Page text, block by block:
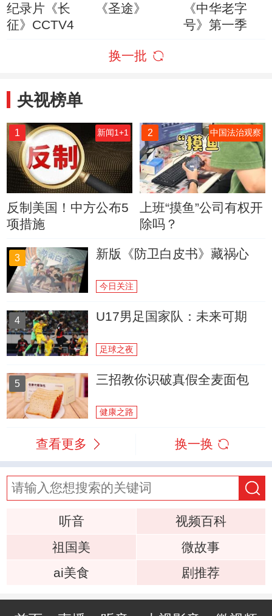
纪录片《长
征》CCTV4
《圣途》
《中华老字
号》第一季
换一批
央视榜单
1 新闻1+1
反制美国！中方公布5
项措施
2 中国法治观察
上班“摸鱼”公司有权开
除吗？
3 新版《防卫白皮书》藏祸心
今日关注
4 U17男足国家队：未来可期
足球之夜
5 三招教你识破真假全麦面包
健康之路
查看更多 换一换
听音
视频百科
祖国美
微故事
ai美食
剧推荐